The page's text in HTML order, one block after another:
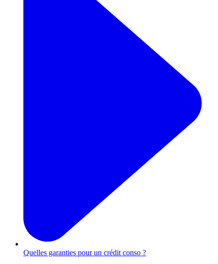
Quelles garanties pour un crédit conso ?